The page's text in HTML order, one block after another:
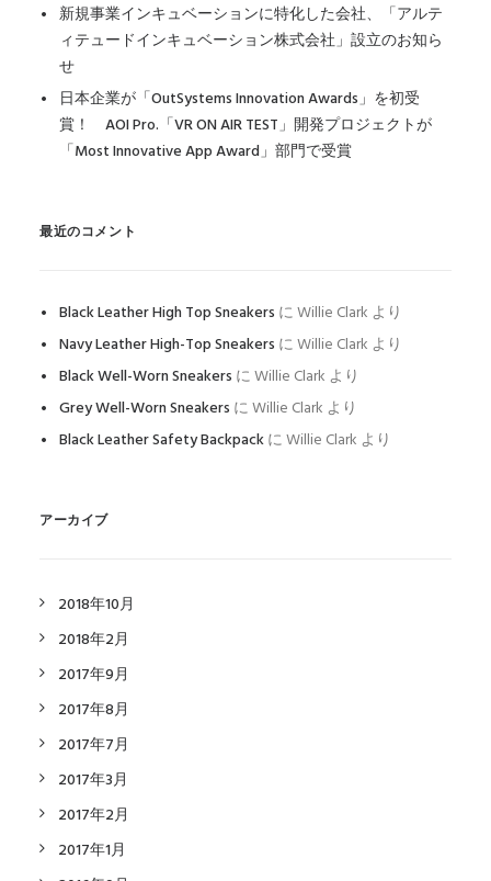
新規事業インキュベーションに特化した会社、「アルテ
ィテュードインキュベーション株式会社」設立のお知ら
せ
日本企業が「OutSystems Innovation Awards」を初受
賞！ AOI Pro.「VR ON AIR TEST」開発プロジェクトが
「Most Innovative App Award」部門で受賞
最近のコメント
Black Leather High Top Sneakers にWillie Clark より
Navy Leather High-Top Sneakers にWillie Clark より
Black Well-Worn Sneakers にWillie Clark より
Grey Well-Worn Sneakers にWillie Clark より
Black Leather Safety BackpackにWillie Clark より
アーカイブ
2018年10月
2018年2月
2017年9月
2017年8月
2017年7月
2017年3月
2017年2月
2017年1月